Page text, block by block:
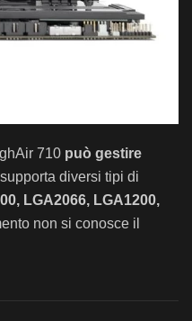
Air 710 può gestire
supporta diversi tipi di
LGA2066, LGA1200,
non si conosce il